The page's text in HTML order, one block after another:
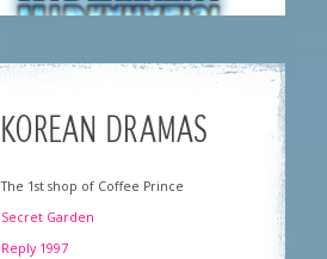
KOREAN DRAMAS
The 1st shop of Coffee Prince
Secret Garden
Reply 1997